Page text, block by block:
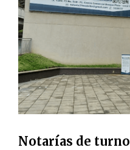
Notarías de